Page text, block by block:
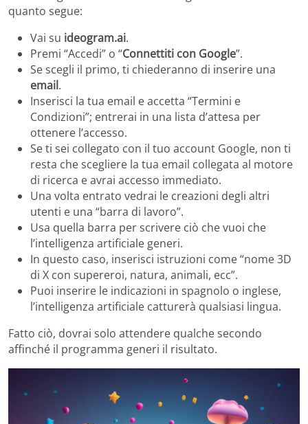
quanto segue:
Vai su ideogram.ai.
Premi “Accedi” o “Connettiti con Google”.
Se scegli il primo, ti chiederanno di inserire una
email.
Inserisci la tua email e accetta “Termini e
Condizioni”; entrerai in una lista d’attesa per
ottenere l’accesso.
Se ti sei collegato con il tuo account Google, non ti
resta che scegliere la tua email collegata al motore
di ricerca e avrai accesso immediato.
Una volta entrato vedrai le creazioni degli altri
utenti e una “barra di lavoro”.
Usa quella barra per scrivere ciò che vuoi che
l’intelligenza artificiale generi.
In questo caso, inserisci istruzioni come “nome 3D
di X con supereroi, natura, animali, ecc”.
Puoi inserire le indicazioni in spagnolo o inglese,
l’intelligenza artificiale catturerà qualsiasi lingua.
Fatto ciò, dovrai solo attendere qualche secondo
affinché il programma generi il risultato.